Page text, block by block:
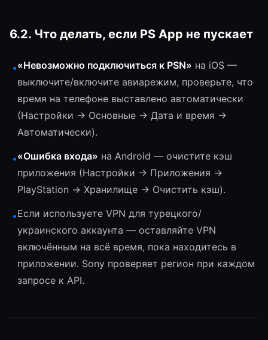
6.2. Что делать, если PS App не пускает
•«Невозможно подключиться к PSN» на iOS —
выключите/включите авиарежим, проверьте, что
время на телефоне выставлено автоматически
(Настройки → Основные → Дата и время →
Автоматически).
•«Ошибка входа» на Android — очистите кэш
приложения (Настройки → Приложения →
PlayStation → Хранилище → Очистить кэш).
•Если используете VPN для турецкого/
украинского аккаунта — оставляйте VPN
включённым на всё время, пока находитесь в
приложении. Sony проверяет регион при каждом
запросе к API.